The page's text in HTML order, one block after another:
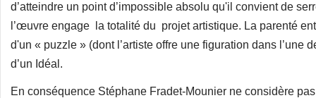
d’atteindre un point d’impossible absolu qu'il convient de
l’œuvre engage la totalité du projet artistique. La parenté
d'un « puzzle » (dont l’artiste offre une figuration dans
d’un Idéal.
En conséquence Stéphane Fradet-Mounier ne considère